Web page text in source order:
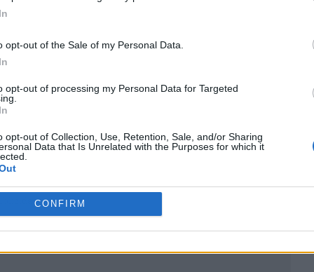
opt-out of the Sale of my Personal Data.
opt-out of processing my Personal Data for Targeted
opt-out of Collection, Use, Retention, Sale, and/or Sharing
Data that Is Unrelated with the Purposes for which it
CONFIRM